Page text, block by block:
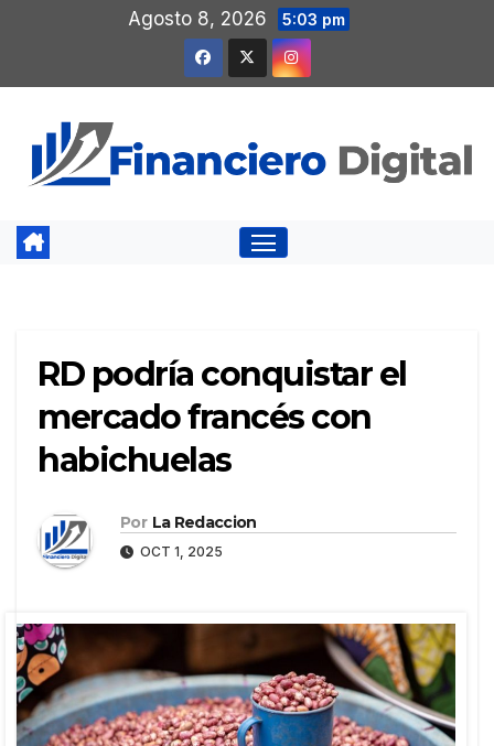
contenido
Agosto 8, 2026 5:03 pm
RD podría conquistar el
mercado francés con
habichuelas
Por La Redaccion
OCT 1, 2025